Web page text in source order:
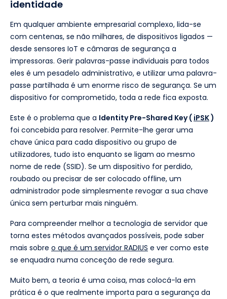
identidade
Em qualquer ambiente empresarial complexo, lida-se
com centenas, se não milhares, de dispositivos ligados —
desde sensores IoT e câmaras de segurança a
impressoras. Gerir palavras-passe individuais para todos
eles é um pesadelo administrativo, e utilizar uma palavra-
passe partilhada é um enorme risco de segurança. Se um
dispositivo for comprometido, toda a rede fica exposta.
Este é o problema que a Identity Pre-Shared Key ( iPSK)
foi concebida para resolver. Permite-lhe gerar uma
chave única para cada dispositivo ou grupo de
utilizadores, tudo isto enquanto se ligam ao mesmo
nome de rede (SSID). Se um dispositivo for perdido,
roubado ou precisar de ser colocado offline, um
administrador pode simplesmente revogar a sua chave
única sem perturbar mais ninguém.
Para compreender melhor a tecnologia de servidor que
torna estes métodos avançados possíveis, pode saber
mais sobre o que é um servidor RADIUS e ver como este
se enquadra numa conceção de rede segura.
Muito bem, a teoria é uma coisa, mas colocá-la em
prática é o que realmente importa para a segurança da